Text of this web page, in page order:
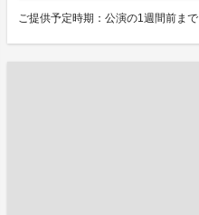
ご提供予定時期：公演の1週間前まで